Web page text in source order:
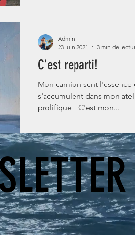
C'est reparti!
Mon camion sent
s'accumulent dans mon
prolifique ! C'est mon...
Admin
23 juin 2021
3 min de